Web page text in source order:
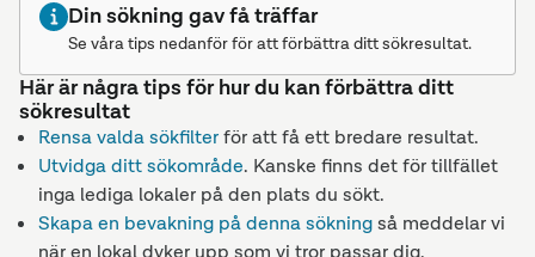
Din sökning gav få träffar
Se våra tips nedanför för att förbättra ditt sökresultat.
Här är några tips för hur du kan förbättra ditt
sökresultat
Rensa valda sökfilterför att få ett bredare resultat.
Utvidga ditt sökområde. Kanske finns det för tillfället
inga lediga lokaler på den plats du sökt.
Skapa en bevakning på denna sökningså meddelar vi
när en lokal dyker upp som vi tror passar dig.